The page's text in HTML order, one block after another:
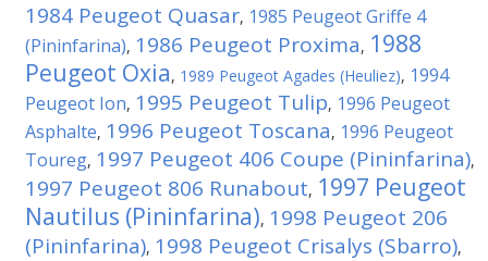
1984 Peugeot Quasar, 1985 Peugeot Griffe 4
(Pininfarina), 1986 Peugeot Proxima, 1988
Peugeot Oxia, 1989 Peugeot Agades (Heuliez), 1994
Peugeot Ion, 1995 Peugeot Tulip, 1996 Peugeot
Asphalte, 1996 Peugeot Toscana, 1996 Peugeot
Toureg, 1997 Peugeot 406 Coupe (Pininfarina),
1997 Peugeot 806 Runabout, 1997 Peugeot
Nautilus (Pininfarina), 1998 Peugeot 206
(Pininfarina), 1998 Peugeot Crisalys (Sbarro),